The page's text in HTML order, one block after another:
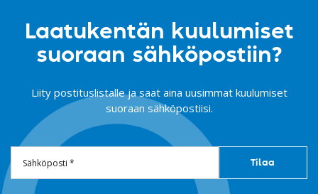
Laatukentän kuulumiset
suoraan sähköpostiin?
Liity postituslistalle ja saat aina uusimmat kuulumiset
suoraan sähköpostiisi.